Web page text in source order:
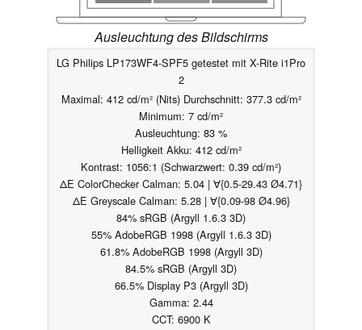
Ausleuchtung des Bildschirms
LG Philips LP173WF4-SPF5 getestet mit X-Rite i1Pro
2
Maximal: 412 cd/m² (Nits) Durchschnitt: 377.3 cd/m²
Minimum: 7 cd/m²
Ausleuchtung: 83 %
Helligkeit Akku: 412 cd/m²
Kontrast: 1056:1 (Schwarzwert: 0.39 cd/m²)
ΔE ColorChecker Calman: 5.04 | ∀{0.5-29.43 Ø4.71}
ΔE Greyscale Calman: 5.28 | ∀{0.09-98 Ø4.96}
84% sRGB (Argyll 1.6.3 3D)
55% AdobeRGB 1998 (Argyll 1.6.3 3D)
61.8% AdobeRGB 1998 (Argyll 3D)
84.5% sRGB (Argyll 3D)
66.5% Display P3 (Argyll 3D)
Gamma: 2.44
CCT: 6900 K